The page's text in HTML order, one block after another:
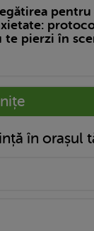
te pierzi în
în orașul